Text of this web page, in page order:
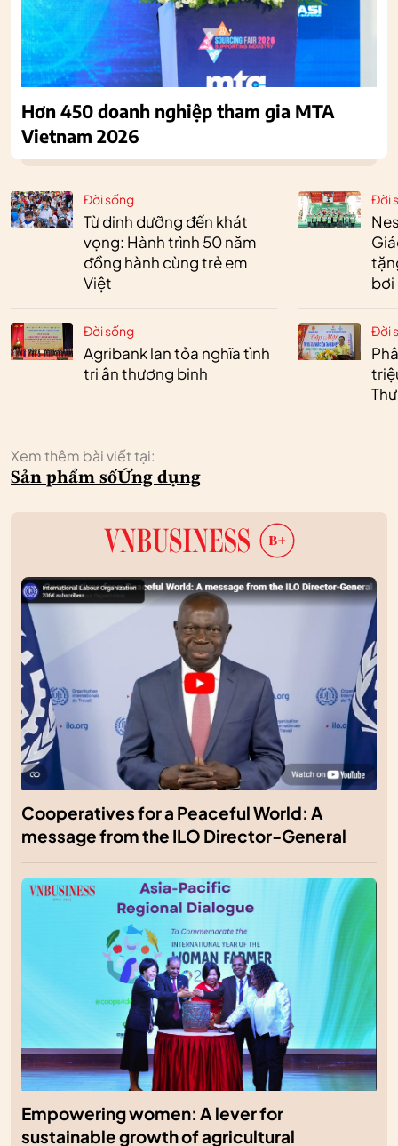
Đời sống
Từ dinh dưỡng đến khát
vọng: Hành trình 50 năm
đồng hành cùng trẻ em
Việt
Đời sống
Agribank lan tỏa nghĩa tình
tri ân thương binh
Đời
bơi
Đời
Xem thêm bài viết tại:
Sản phẩm sốỨng dụng
Hơn 450 doanh nghiệp tham gia MTA
Vietnam 2026
Cooperatives for a Peaceful World: A
message from the ILO Director-General
Empowering women: A lever for
sustainable growth of agricultural